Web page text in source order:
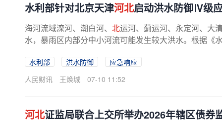
水利部针对北京天津河北启动洪水防御Ⅳ级
海河流域滦河、潮白河、 北运河、蓟运河、永定河、大
水，暴雨区内部分中小河流可能发生较大洪水。根据《
水利部 洪水防御
应急响应
人民财讯
王焕城 07-10 11:52
河北证监局联合上交所举办2026年辖区债券